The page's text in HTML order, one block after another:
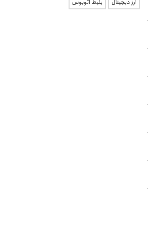
ارز دیجیتال
بلیط اتوبوس